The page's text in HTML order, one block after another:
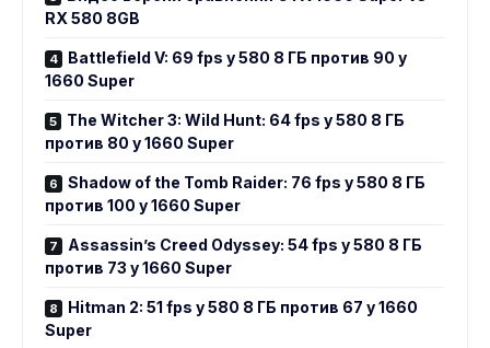
RX 580 8GB
Battlefield V: 69 fps у 580 8 ГБ против 90 у
1660 Super
The Witcher 3: Wild Hunt: 64 fps у 580 8 ГБ
против 80 у 1660 Super
Shadow of the Tomb Raider: 76 fps у 580 8 ГБ
против 100 у 1660 Super
Assassin’s Creed Odyssey: 54 fps у 580 8 ГБ
против 73 у 1660 Super
Hitman 2: 51 fps у 580 8 ГБ против 67 у 1660
Super